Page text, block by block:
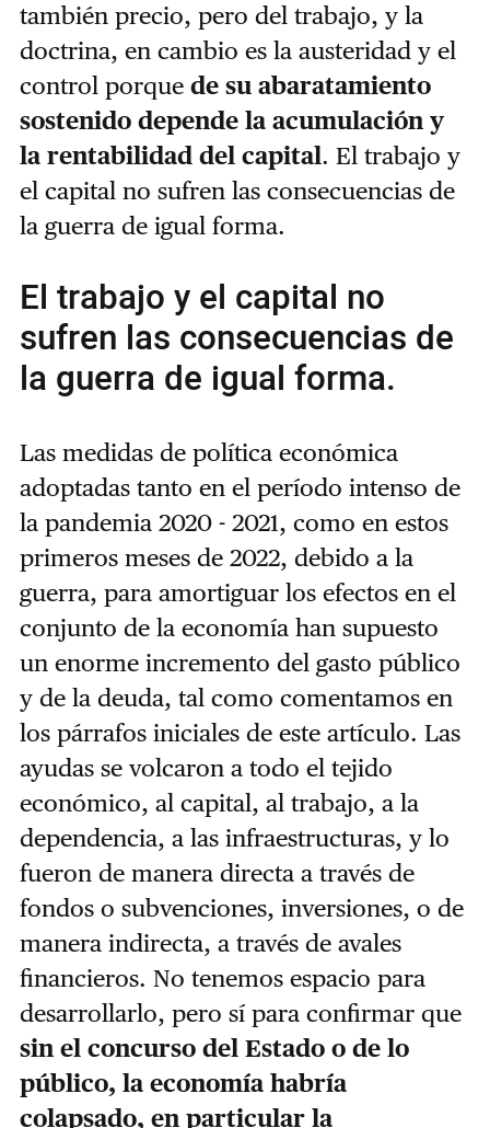
también precio, pero del trabajo, y la
doctrina, en cambio es la austeridad y el
control porque de su abaratamiento
sostenido depende la acumulación y
la rentabilidad del capital. El trabajo y
el capital no sufren las consecuencias de
la guerra de igual forma.
El trabajo y el capital no
sufren las consecuencias de
la guerra de igual forma.
Las medidas de política económica
adoptadas tanto en el período intenso de
la pandemia 2020 - 2021, como en estos
primeros meses de 2022, debido a la
guerra, para amortiguar los efectos en el
conjunto de la economía han supuesto
un enorme incremento del gasto público
y de la deuda, tal como comentamos en
los párrafos iniciales de este artículo. Las
ayudas se volcaron a todo el tejido
económico, al capital, al trabajo, a la
dependencia, a las infraestructuras, y lo
fueron de manera directa a través de
fondos o subvenciones, inversiones, o de
manera indirecta, a través de avales
financieros. No tenemos espacio para
desarrollarlo, pero sí para confirmar que
sin el concurso del Estado o de lo
público, la economía habría
colapsado, en particular la